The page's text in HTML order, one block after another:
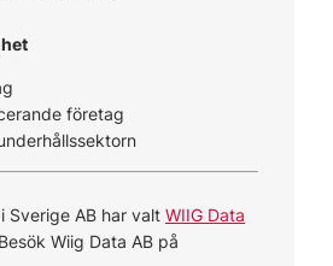
företag
Sverige AB har valt WIIG Data
Wiig Data AB på